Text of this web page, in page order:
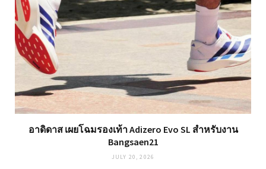
อาดิดาส เผยโฉมรองเท้า Adizero Evo SL สำหรับงาน
Bangsaen21
JULY 20, 2026